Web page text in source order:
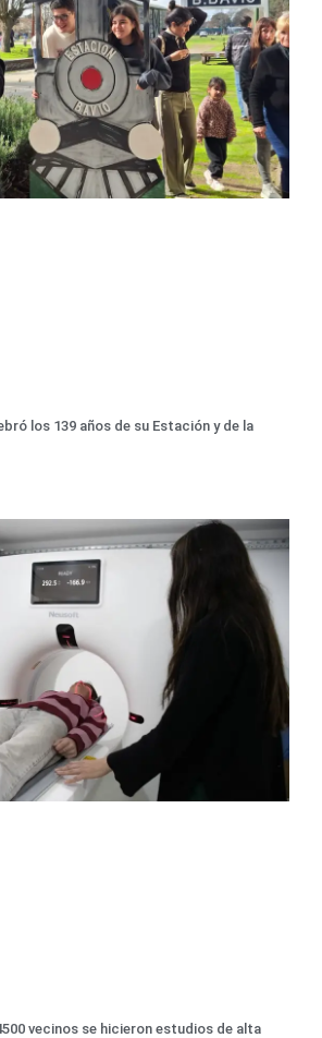
los 139 años de su Estación y de la
vecinos se hicieron estudios de alta